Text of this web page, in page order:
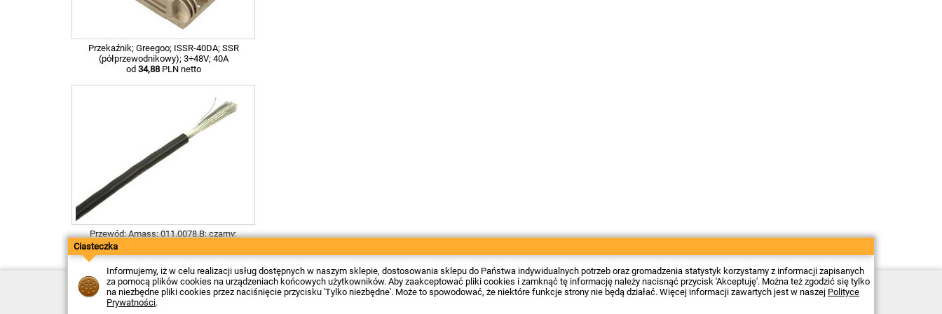
Przekaźnik; Greegoo; ISSR-40DA; SSR
(półprzewodnikowy); 3÷48V; 40A
od 34,88PLN netto
Przewód; Amass; 011.0078.B; czarny;
od0,79PLN netto
Kontakt
Dostawa
Sklep elektroniczny Firma Piekarz Sp. z o.o.
ul. Wólczyńska 206
Ciasteczka
Informujemy, iż w celu realizacji usług dostępnych w naszym sklepie, dostosowania sklepu do Państwa indywidualnych potrzeb oraz gromadzenia statystyk korzystamy z informacji zapisanych
za pomocą plików cookies na urządzeniach końcowych użytkowników. Aby zaakceptować pliki cookies i zamknąć tę informację należy nacisnąć przycisk 'Akceptuję'. Można też zgodzić się tylko
na niezbędne pliki cookies przez naciśnięcie przycisku 'Tylko niezbędne'. Może to spowodować, że niektóre funkcje strony nie będą działać. Więcej informacji zawartych jest w naszej Polityce
Prywatności.